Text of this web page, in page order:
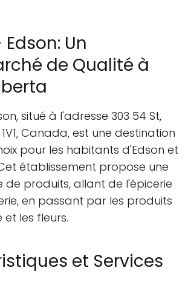
Un
de Qualité à
situé à l'adresse 303 54 St,
1V1, Canada, est une destination
pour les habitants d'Edson et
établissement propose une
produits, allant de l'épicerie
en passant par les produits
et les fleurs.
et Services